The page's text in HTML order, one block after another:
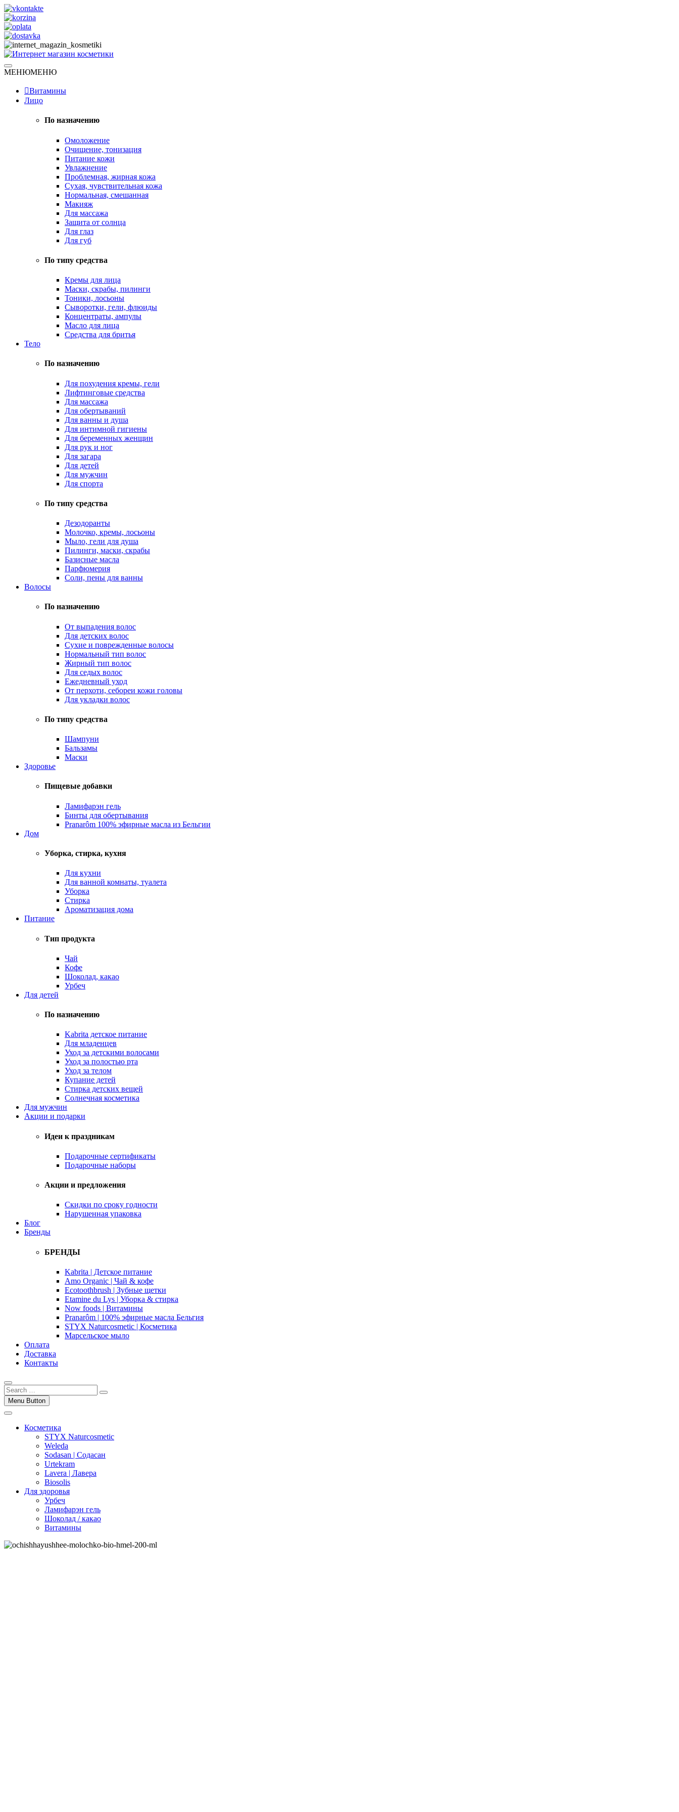
Skip
to
content
Интернет магазин косметики
Натуральная косметика
МЕНЮМЕНЮ
Витамины
Лицо
По назначению
Омоложение
Очищение, тонизация
Питание кожи
Увлажнение
Проблемная, жирная кожа
Сухая, чувствительная кожа
Нормальная, смешанная
Макияж
Для массажа
Защита от солнца
Для глаз
Для губ
По типу средства
Кремы для лица
Маски, скрабы, пилинги
Тоники, лосьоны
Сыворотки, гели, флюиды
Концентраты, ампулы
Масло для лица
Средства для бритья
Тело
По назначению
Для похудения кремы, гели
Лифтинговые средства
Для массажа
Для обертываний
Для ванны и душа
Для интимной гигиены
Для беременных женщин
Для рук и ног
Для загара
Для детей
Для мужчин
Для спорта
По типу средства
Дезодоранты
Молочко, кремы, лосьоны
Мыло, гели для душа
Пилинги, маски, скрабы
Базисные масла
Парфюмерия
Соли, пены для ванны
Волосы
По назначению
От выпадения волос
Для детских волос
Сухие и поврежденные волосы
Нормальный тип волос
Жирный тип волос
Для седых волос
Ежедневный уход
От перхоти, себореи кожи головы
Для укладки волос
По типу средства
Шампуни
Бальзамы
Маски
Здоровье
Пищевые добавки
Ламифарэн гель
Бинты для обертывания
Pranarôm 100% эфирные масла из Бельгии
Дом
Уборка, стирка, кухня
Для кухни
Для ванной комнаты, туалета
Уборка
Стирка
Ароматизация дома
Питание
Тип продукта
Чай
Кофе
Шоколад, какао
Урбеч
Для детей
По назначению
Kabrita детское питание
Для младенцев
Уход за детскими волосами
Уход за полостью рта
Уход за телом
Купание детей
Стирка детских вещей
Солнечная косметика
Для мужчин
Акции и подарки
Идеи к праздникам
Подарочные сертификаты
Подарочные наборы
Акции и предложения
Скидки по сроку годности
Нарушенная упаковка
Блог
Бренды
БРЕНДЫ
Kabrita | Детское питание
Amo Organic | Чай & кофе
Ecotoothbrush | Зубные щетки
Etamine du Lys | Уборка & стирка
Now foods | Витамины
Pranarôm | 100% эфирные масла Бельгия
STYX Naturcosmetic | Косметика
Марсельское мыло
Оплата
Доставка
Контакты
Menu Button
Косметика
STYX Naturcosmetic
Weleda
Sodasan | Содасан
Urtekram
Lavera | Лавера
Biosolis
Для здоровья
Урбеч
Ламифарэн гель
Шоколад / какао
Витамины